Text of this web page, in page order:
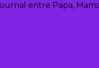
entre Papa,